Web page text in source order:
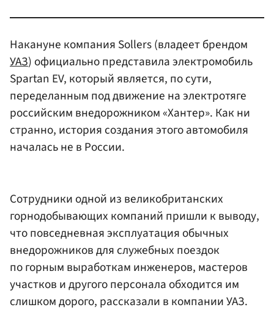
Накануне компания Sollers (владеет брендом
УАЗ) официально представила электромобиль
Spartan EV, который является, по сути,
переделанным под движение на электротяге
российским внедорожником «Хантер». Как ни
странно, история создания этого автомобиля
началась не в России.
Сотрудники одной из великобританских
горнодобывающих компаний пришли к выводу,
что повседневная эксплуатация обычных
внедорожников для служебных поездок
по горным выработкам инженеров, мастеров
участков и другого персонала обходится им
слишком дорого, рассказали в компании УАЗ.